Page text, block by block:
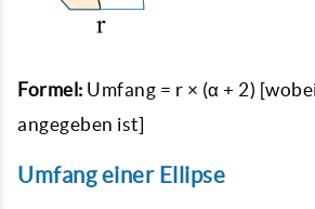
Formel: Umfang = r × (α + 2)
angegeben ist]
Umfang einer Ellipse